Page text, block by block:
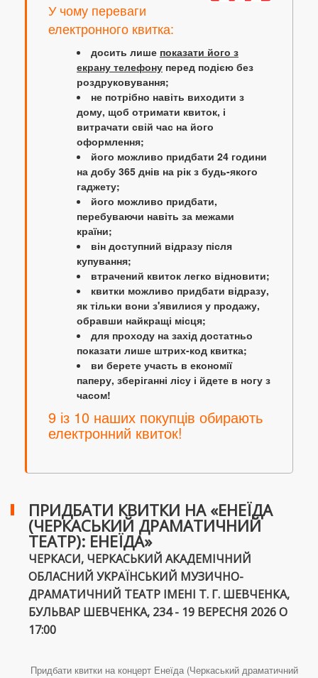
У чому переваги
електронного квитка:
досить лише показати його з
екрану телефону перед подією без
роздруковування;
не потрібно навіть виходити з
дому, щоб отримати квиток, і
витрачати свій час на його
оформлення;
його можливо придбати 24 години
на добу 365 днів на рік з будь-якого
гаджету;
його можливо придбати,
перебуваючи навіть за межами
країни;
він доступний відразу після
купування;
втрачений квиток легко відновити;
квитки можливо придбати відразу,
як тільки вони з'явилися у продажу,
обравши найкращі місця;
для проходу на захід достатньо
показати лише штрих-код квитка;
ви берете участь в економії
паперу, зберіганні лісу і йдете в ногу з
часом!
9 із 10 наших покупців обирають
електронний квиток!
ПРИДБАТИ КВИТКИ НА «ЕНЕЇДА
(ЧЕРКАСЬКИЙ ДРАМАТИЧНИЙ
ТЕАТР): ЕНЕЇДА»
ЧЕРКАСИ, ЧЕРКАСЬКИЙ АКАДЕМІЧНИЙ
ОБЛАСНИЙ УКРАЇНСЬКИЙ МУЗИЧНО-
ДРАМАТИЧНИЙ ТЕАТР ІМЕНІ Т. Г. ШЕВЧЕНКА,
БУЛЬВАР ШЕВЧЕНКА, 234 - 19 ВЕРЕСНЯ 2026 О
17:00
Придбати квитки на концерт Енеїда (Черкаський драматичний